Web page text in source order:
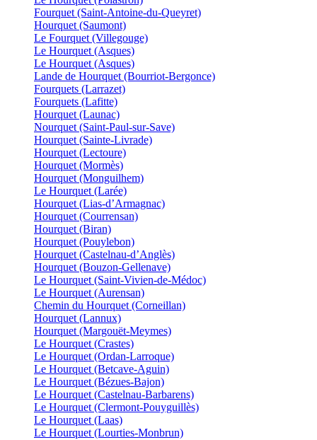
Fourquet (Saint-Antoine-du-Queyret)
Hourquet (Saumont)
Le Fourquet (Villegouge)
Le Hourquet (Asques)
Le Hourquet (Asques)
Lande de Hourquet (Bourriot-Bergonce)
Fourquets (Larrazet)
Fourquets (Lafitte)
Hourquet (Launac)
Nourquet (Saint-Paul-sur-Save)
Hourquet (Sainte-Livrade)
Hourquet (Lectoure)
Hourquet (Mormès)
Hourquet (Monguilhem)
Le Hourquet (Larée)
Hourquet (Lias-d’Armagnac)
Hourquet (Courrensan)
Hourquet (Biran)
Hourquet (Pouylebon)
Hourquet (Castelnau-d’Anglès)
Hourquet (Bouzon-Gellenave)
Le Hourquet (Saint-Vivien-de-Médoc)
Le Hourquet (Aurensan)
Chemin du Hourquet (Corneillan)
Hourquet (Lannux)
Hourquet (Margouët-Meymes)
Le Hourquet (Crastes)
Le Hourquet (Ordan-Larroque)
Le Hourquet (Betcave-Aguin)
Le Hourquet (Bézues-Bajon)
Le Hourquet (Castelnau-Barbarens)
Le Hourquet (Clermont-Pouyguillès)
Le Hourquet (Laas)
Le Hourquet (Lourties-Monbrun)